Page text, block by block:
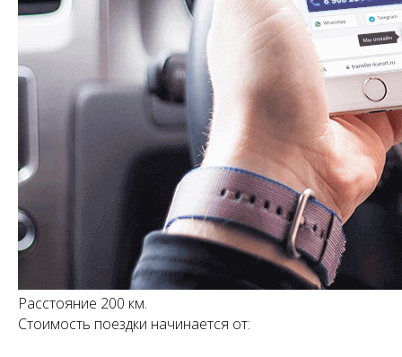
Расстояние 200 км.
Стоимость поездки начинается от: